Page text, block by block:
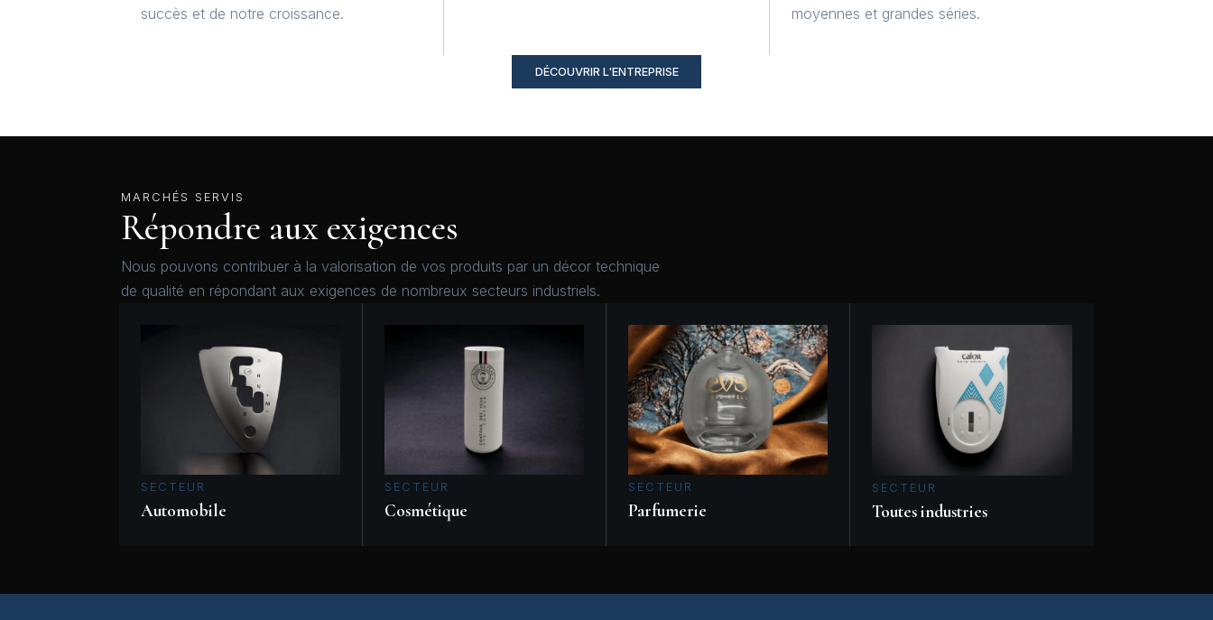
succès et de notre croissance.
moyennes et grandes séries.
DÉCOUVRIR L'ENTREPRISE
MARCHÉS SERVIS
Répondre aux exigences
Nous pouvons contribuer à la valorisation de vos produits par un décor technique
de qualité en répondant aux exigences de nombreux secteurs industriels.
SECTEUR
Automobile
SECTEUR
Cosmétique
SECTEUR
Parfumerie
SECTEUR
Toutes industries